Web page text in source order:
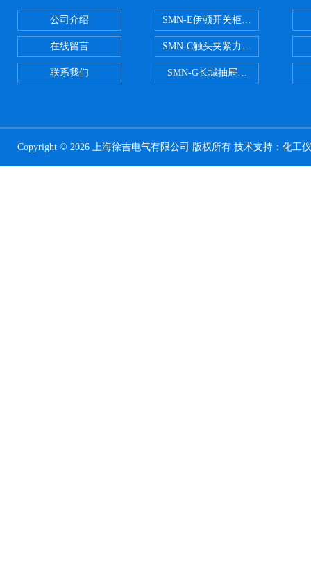
公司介绍
在线留言
联系我们
SMN-E伊顿开关柜触头夹紧力检
SMN-C触头夹紧力检测仪
SMN-G长城抽屉开关柜触头夹紧
Copyright © 2026 上海徐吉电气有限公司 版权所有 技术支持： 化工